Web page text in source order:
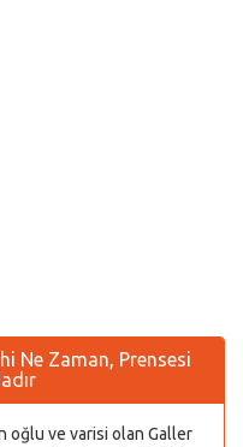
Ne Zaman, Prensesi
oğlu ve varisi olan Galler